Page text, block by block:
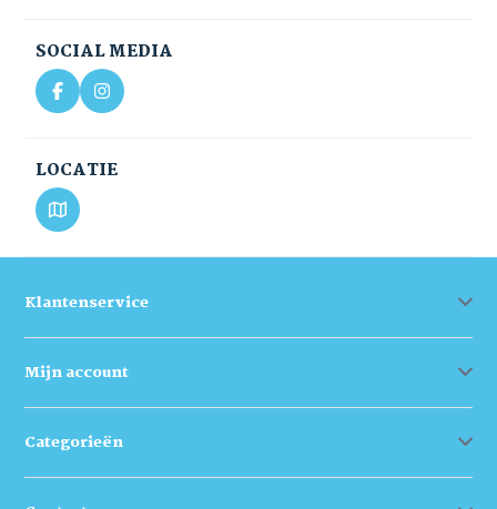
SOCIAL MEDIA
LOCATIE
Klantenservice
Mijn account
Categorieën